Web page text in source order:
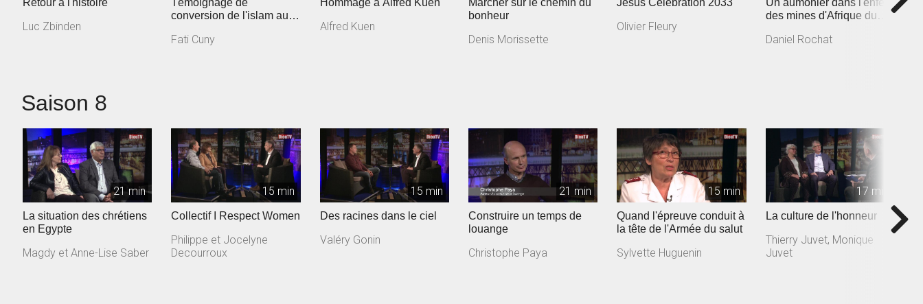
Retour à l'histoire
Luc Zbinden
Témoignage de
conversion de l'islam au
Fati Cuny
Hommage à Alfred Kuen
Alfred Kuen
Marcher sur le chemin du
bonheur
Denis Morissette
Jesus Celebration 2033
Olivier Fleury
Un aumônier dans l'enfer
des mines d'Afrique du
Daniel Rochat
Saison 8
21 min
La situation des chrétiens
en Egypte
Magdy et Anne-Lise Saber
15 min
Collectif I Respect Women
Philippe et Jocelyne
Decourroux
15 min
Des racines dans le ciel
Valéry Gonin
21 min
Construire un temps de
louange
Christophe Paya
15 min
Quand l'épreuve conduit à
la tête de l'Armée du salut
Sylvette Huguenin
17 min
La culture de l'honneur
Thierry Juvet, Monique
Juvet